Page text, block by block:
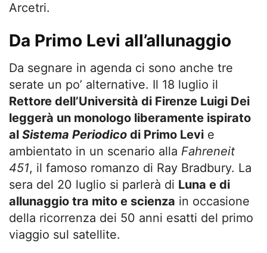
Arcetri.
Da Primo Levi all’allunaggio
Da segnare in agenda ci sono anche tre
serate un po’ alternative. Il 18 luglio il
Rettore dell’Università di Firenze Luigi Dei
leggerà un monologo liberamente ispirato
al Sistema Periodico di Primo Levi e
ambientato in un scenario alla Fahreneit
451, il famoso romanzo di Ray Bradbury. La
sera del 20 luglio si parlerà di Luna e di
allunaggio tra mito e scienza in occasione
della ricorrenza dei 50 anni esatti del primo
viaggio sul satellite.